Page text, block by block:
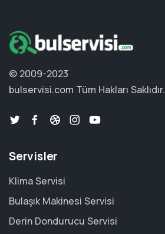
© 2009-2023
bulservisi.com Tüm Hakları Saklıdır.
Servisler
Klima Servisi
Bulaşık Makinesi Servisi
Derin Dondurucu Servisi